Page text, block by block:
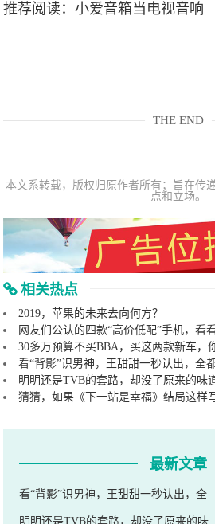
推荐阅读：小爱音箱当电视音响
THE END
本文系转载，版权归原作者所有；旨在传
点和立场。
相关热点
2019，苹果的未来去向何方？
网友们公认的四款“高价低配”手机，看
30多万预算不买BBA，买这两款新车，
看“背影”识男神，王甜甜一秒认出，全
明明还是TVB的套路，却没了原来的味
猜猜，如果《下一站是幸福》结局这样
最新文章
看“背影”识男神，王甜甜一秒认出，全
明明还是TVB的套路，却没了原来的味